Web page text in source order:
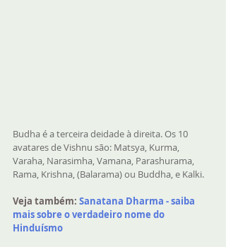
Budha é a terceira deidade à direita. Os 10
avatares de Vishnu são: Matsya, Kurma,
Varaha, Narasimha, Vamana, Parashurama,
Rama, Krishna, (Balarama) ou Buddha, e Kalki.
Veja também: Sanatana Dharma - saiba
mais sobre o verdadeiro nome do
Hinduísmo